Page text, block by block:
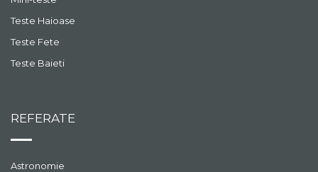
Teste Haioase
Teste Fete
Teste Baieti
REFERATE
Astronomie